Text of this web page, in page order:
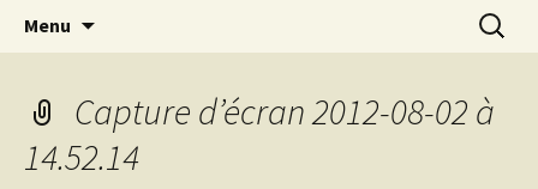
Menu
Capture d’écran 2012-08-02 à
14.52.14